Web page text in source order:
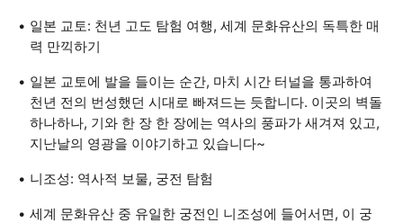
일본 교토: 천년 고도 탐험 여행, 세계 문화유산의 독특한 매
력 만끽하기
일본 교토에 발을 들이는 순간, 마치 시간 터널을 통과하여
천년 전의 번성했던 시대로 빠져드는 듯합니다. 이곳의 벽돌
하나하나, 기와 한 장 한 장에는 역사의 풍파가 새겨져 있고,
지난날의 영광을 이야기하고 있습니다~
니조성: 역사적 보물, 궁전 탐험
세계 문화유산 중 유일한 궁전인 니조성에 들어서면, 이 궁